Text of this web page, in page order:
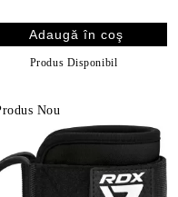
Produs Disponibil